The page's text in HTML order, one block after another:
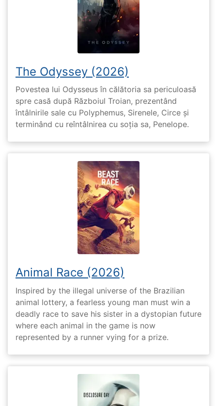
The Odyssey (2026)
Povestea lui Odysseus în călătoria sa periculoasă
spre casă după Războiul Troian, prezentând
întâlnirile sale cu Polyphemus, Sirenele, Circe și
terminând cu reîntâlnirea cu soția sa, Penelope.
Animal Race (2026)
Inspired by the illegal universe of the Brazilian
animal lottery, a fearless young man must win a
deadly race to save his sister in a dystopian future
where each animal in the game is now
represented by a runner vying for a prize.